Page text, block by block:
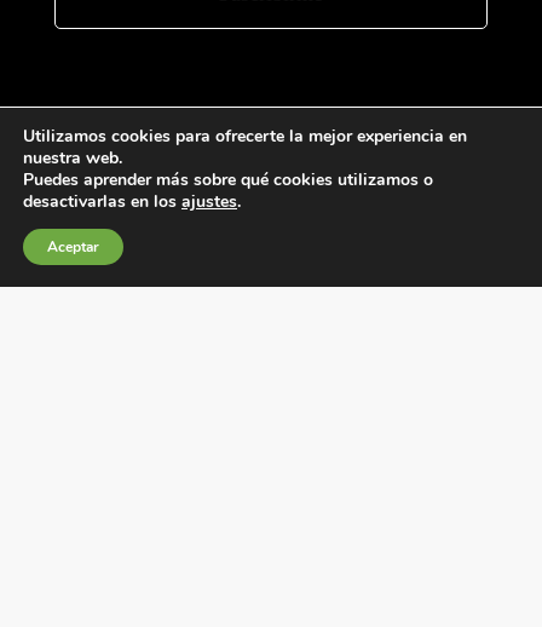
Política de privacidad
Utilizamos cookies para ofrecerte la mejor experiencia en
nuestra web.
Puedes aprender más sobre qué cookies utilizamos o
desactivarlas en los ajustes.
Aceptar